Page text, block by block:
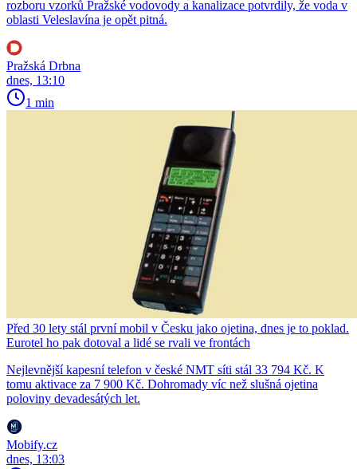
rozboru vzorků Pražské vodovody a kanalizace potvrdily, že voda v
oblasti Veleslavína je opět pitná.
Pražská Drbna
dnes, 13:10
1 min
Před 30 lety stál první mobil v Česku jako ojetina, dnes je to poklad.
Eurotel ho pak dotoval a lidé se rvali ve frontách
Nejlevnější kapesní telefon v české NMT síti stál 33 794 Kč. K
tomu aktivace za 7 900 Kč. Dohromady víc než slušná ojetina
poloviny devadesátých let.
Mobify.cz
dnes, 13:03